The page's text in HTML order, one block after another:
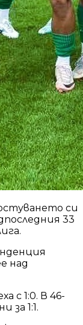
си
33
над
с 1:0. В 46-
за 1:1.